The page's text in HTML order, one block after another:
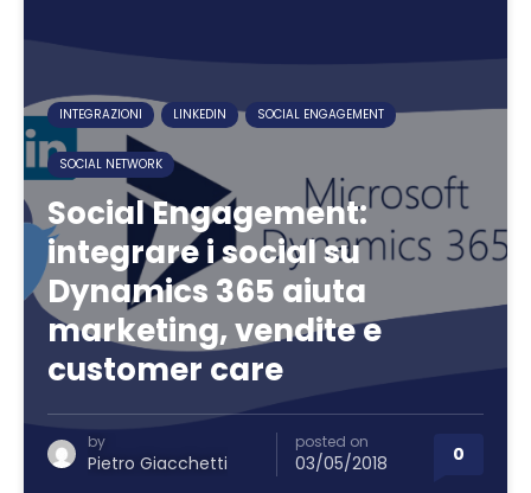
INTEGRAZIONI LINKEDIN SOCIAL ENGAGEMENT
SOCIAL NETWORK
Social Engagement:
integrare i social su
Dynamics 365 aiuta
marketing, vendite e
customer care
by
Pietro Giacchetti
posted on
03/05/2018 0